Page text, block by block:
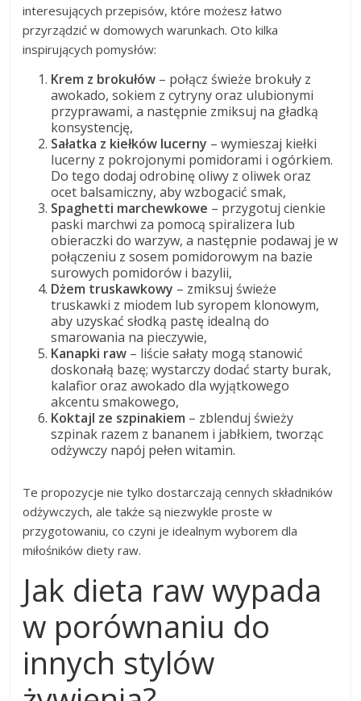
interesujących przepisów, które możesz łatwo
przyrządzić w domowych warunkach. Oto kilka
inspirujących pomysłów:
Krem z brokułów – połącz świeże brokuły z
awokado, sokiem z cytryny oraz ulubionymi
przyprawami, a następnie zmiksuj na gładką
konsystencję,
Sałatka z kiełków lucerny – wymieszaj kiełki
lucerny z pokrojonymi pomidorami i ogórkiem.
Do tego dodaj odrobinę oliwy z oliwek oraz
ocet balsamiczny, aby wzbogacić smak,
Spaghetti marchewkowe – przygotuj cienkie
paski marchwi za pomocą spiralizera lub
obieraczki do warzyw, a następnie podawaj je w
połączeniu z sosem pomidorowym na bazie
surowych pomidorów i bazylii,
Dżem truskawkowy – zmiksuj świeże
truskawki z miodem lub syropem klonowym,
aby uzyskać słodką pastę idealną do
smarowania na pieczywie,
Kanapki raw – liście sałaty mogą stanowić
doskonałą bazę; wystarczy dodać starty burak,
kalafior oraz awokado dla wyjątkowego
akcentu smakowego,
Koktajl ze szpinakiem – zblenduj świeży
szpinak razem z bananem i jabłkiem, tworząc
odżywczy napój pełen witamin.
Te propozycje nie tylko dostarczają cennych składników
odżywczych, ale także są niezwykle proste w
przygotowaniu, co czyni je idealnym wyborem dla
miłośników diety raw.
Jak dieta raw wypada
w porównaniu do
innych stylów